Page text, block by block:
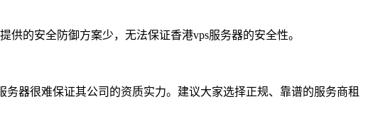
的安全防御方案少，无法保证香港vps服务器的安全性。
器很难保证其公司的资质实力。建议大家选择正规、靠谱的服务商租